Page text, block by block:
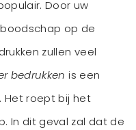
Door uw
op de
zullen veel
bedrukken is een
Het roept bij het
In dit geval zal dat de